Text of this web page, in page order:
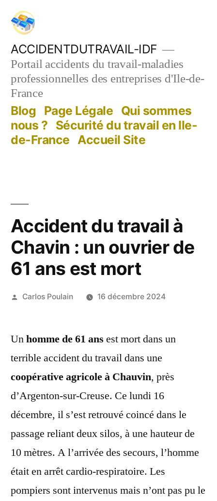
Aller
contenu
ACCIDENTDUTRAVAIL-IDF
Portail accidents du travail-maladies
professionnelles des entreprises d'Ile-de-
France
Blog Page Légale Qui sommes
nous ? Sécurité du travail en Ile-
de-France Accueil Site
Accident du travail à
Chavin : un ouvrier de
61 ans est mort
Publié
Carlos Poulain 16 décembre 2024
Unhomme de 61 ans est mort dans un
terrible accident du travail dans une
coopérative agricole à Chauvin, près
d’Argenton-sur-Creuse. Ce lundi 16
décembre, il s’est retrouvé coincé dans le
passage reliant deux silos, à une hauteur de
10 mètres. A l’arrivée des secours, l’homme
était en arrêt cardio-respiratoire. Les
pompiers sont intervenus mais n’ont pas pu le